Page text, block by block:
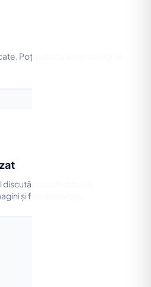
Poți publica acest design în
cu Wobbio AI.
și funcționalități.